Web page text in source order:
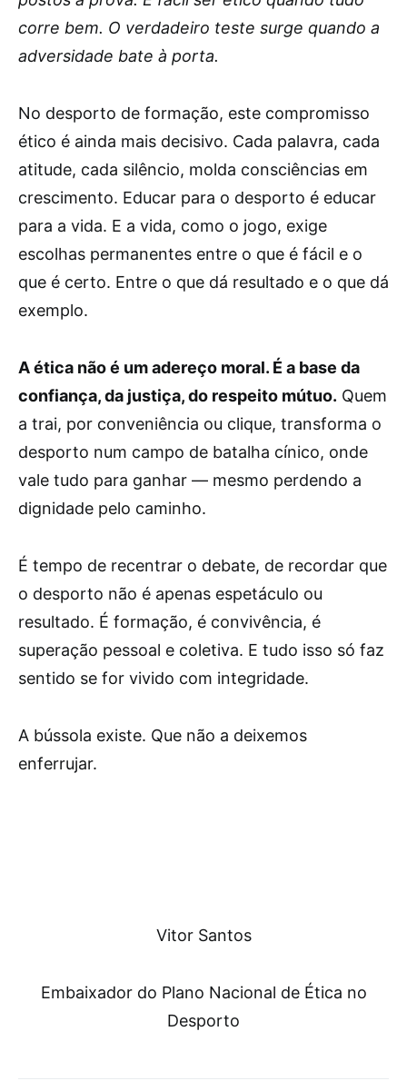
corre bem. O verdadeiro teste surge quando a
adversidade bate à porta.
No desporto de formação, este compromisso
ético é ainda mais decisivo. Cada palavra, cada
atitude, cada silêncio, molda consciências em
crescimento. Educar para o desporto é educar
para a vida. E a vida, como o jogo, exige
escolhas permanentes entre o que é fácil e o
que é certo. Entre o que dá resultado e o que dá
exemplo.
A ética não é um adereço moral. É a base da
confiança, da justiça, do respeito mútuo. Quem
a trai, por conveniência ou clique, transforma o
desporto num campo de batalha cínico, onde
vale tudo para ganhar — mesmo perdendo a
dignidade pelo caminho.
É tempo de recentrar o debate, de recordar que
o desporto não é apenas espetáculo ou
resultado. É formação, é convivência, é
superação pessoal e coletiva. E tudo isso só faz
sentido se for vivido com integridade.
A bússola existe. Que não a deixemos
enferrujar.
Vitor Santos
Embaixador do Plano Nacional de Ética no
Desporto